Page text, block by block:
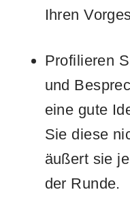
Ihren
Profilieren
und
eine gute
Sie diese
äußert sie
der Runde.